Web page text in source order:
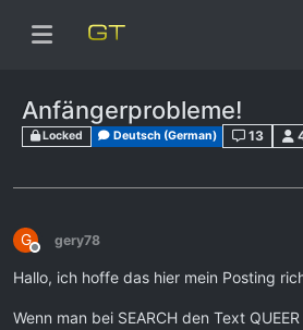
Anfängerprobleme!
Locked Deutsch (German) 13
G
Offline
gery78
Hallo, ich hoffe das hier mein Posting
Wenn man bei SEARCH den Text